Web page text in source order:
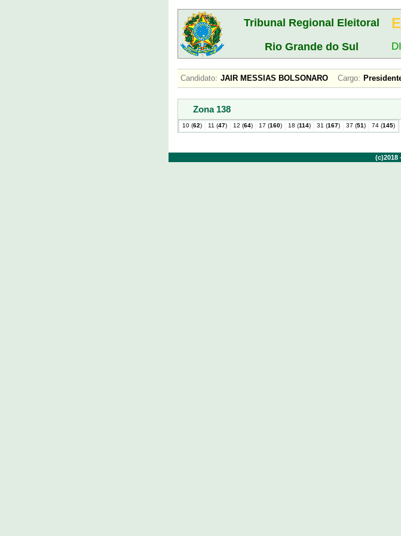
Tribunal Regional Eleitoral
Rio Grande do Sul
Candidato: JAIR MESSIAS BOLSONARO Cargo:
Zona 138
10 (62) 11 (47) 12 (64) 17 (160) 18 (114) 31 (167) 37 (51) 74 (145)
(c)2018